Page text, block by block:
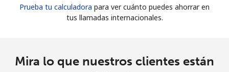
Prueba tu calculadora para ver cuánto puedes ahorrar en
tus llamadas internacionales.
Mira lo que nuestros clientes están